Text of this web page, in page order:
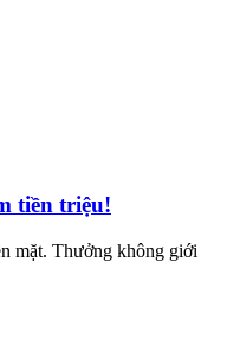
tiền triệu!
mặt. Thưởng không giới